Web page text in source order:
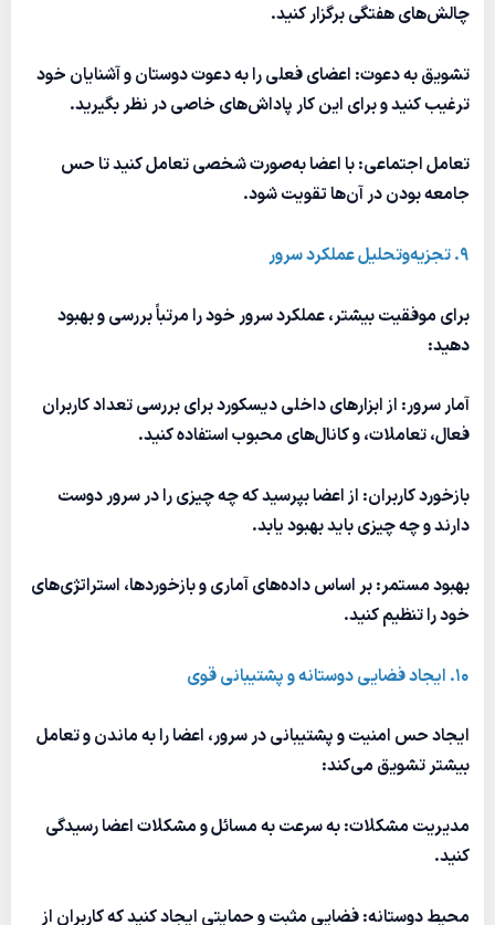
چالش‌های هفتگی برگزار کنید.
تشویق به دعوت: اعضای فعلی را به دعوت دوستان و آشنایان خود
ترغیب کنید و برای این کار پاداش‌های خاصی در نظر بگیرید.
تعامل اجتماعی: با اعضا به‌صورت شخصی تعامل کنید تا حس
جامعه بودن در آن‌ها تقویت شود.
9. تجزیه‌وتحلیل عملکرد سرور
برای موفقیت بیشتر، عملکرد سرور خود را مرتباً بررسی و بهبود
دهید:
آمار سرور: از ابزارهای داخلی دیسکورد برای بررسی تعداد کاربران
فعال، تعاملات، و کانال‌های محبوب استفاده کنید.
بازخورد کاربران: از اعضا بپرسید که چه چیزی را در سرور دوست
دارند و چه چیزی باید بهبود یابد.
بهبود مستمر: بر اساس داده‌های آماری و بازخوردها، استراتژی‌های
خود را تنظیم کنید.
10. ایجاد فضایی دوستانه و پشتیبانی قوی
ایجاد حس امنیت و پشتیبانی در سرور، اعضا را به ماندن و تعامل
بیشتر تشویق می‌کند:
مدیریت مشکلات: به سرعت به مسائل و مشکلات اعضا رسیدگی
کنید.
محیط دوستانه: فضایی مثبت و حمایتی ایجاد کنید که کاربران از